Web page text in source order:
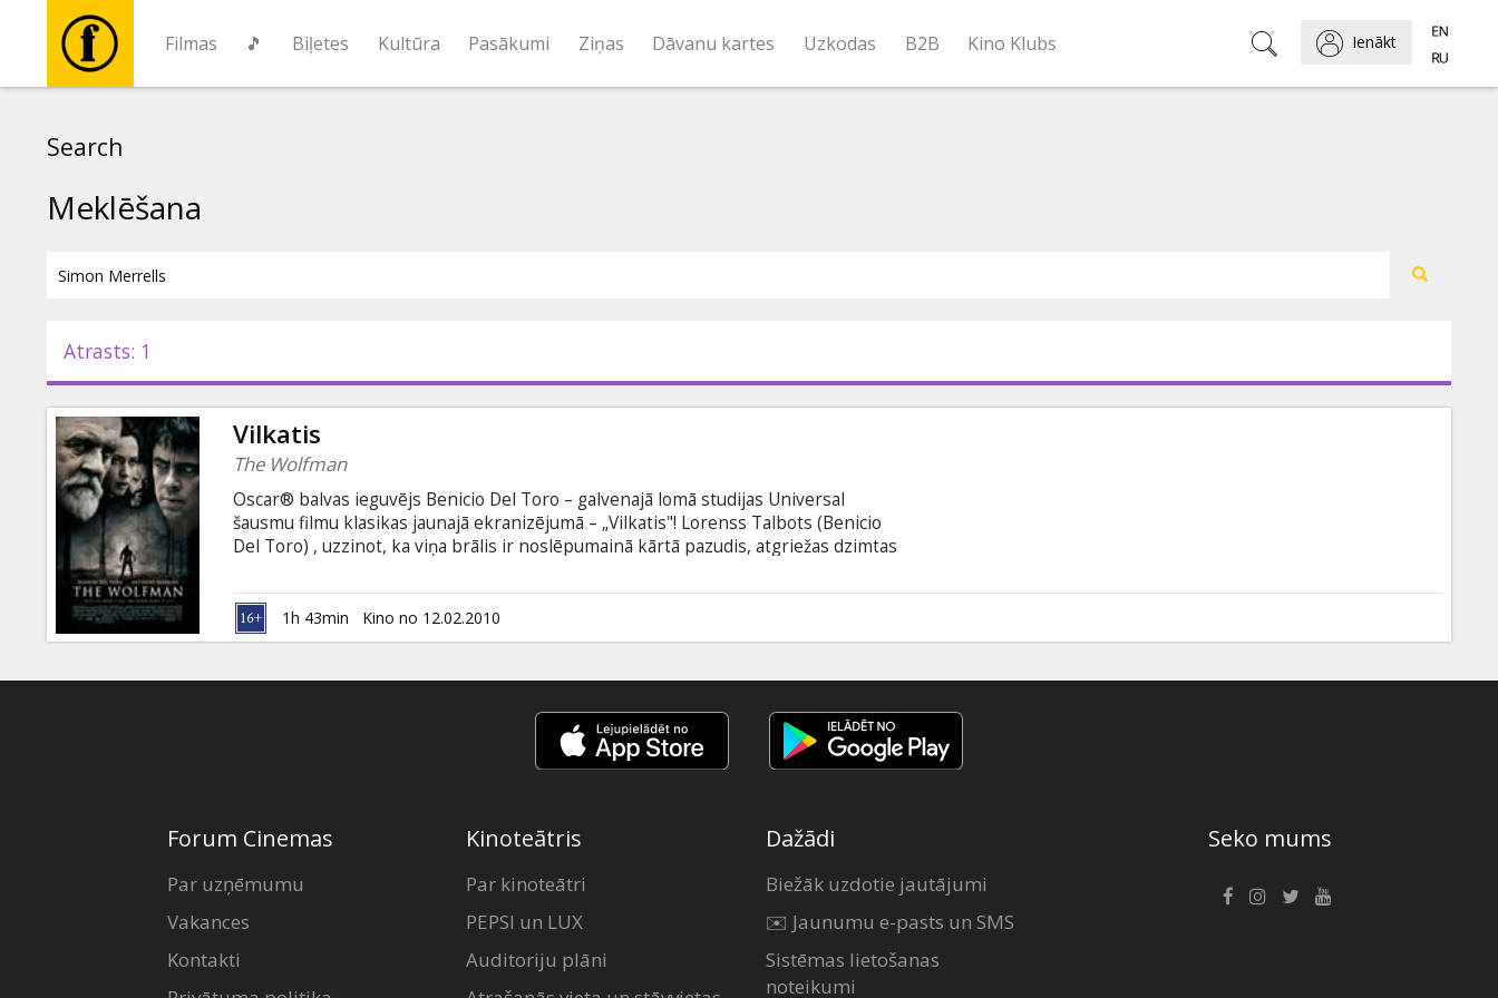
Filmas 🎵 Biļetes Kultūra Pasākumi Ziņas Dāvanu kartes Uzkodas B2B Kino Klubs Ienākt
Pasākumi
Ziņas
Dāvanu
kartes
Uzkodas
B2B
Search
Meklēšana
Atrasts: 1
Vilkatis
The Wolfman
Oscar® balvas ieguvējs Benicio Del Toro – galvenajā lomā studijas Universal
šausmu filmu klasikas jaunajā ekranizējumā – „Vilkatis"! Lorenss Talbots (Benicio
Del Toro) , uzzinot, ka viņa brālis ir noslēpumainā kārtā pazudis, atgriežas dzimtas
brāļa meklējumos un atklāj savu šausminošo likteni. Galvenajās lomās: Benicio Del
Toro, Anthony Hopkins, Emily Blunt, Hugo Weaving, Art Malik u.c. Režisors: Joe
Johnston Filma angļu valodā ar subtitriem latviešu un krievu valodā.
1h 43min Kino no 12.02.2010
Forum Cinemas
Par uzņēmumu
Vakances
Kontakti
Kinoteātris
Par kinoteātri
PEPSI un LUX
Auditoriju plāni
Dažādi
Biežāk uzdotie jautājumi
✉️ Jaunumu e-pasts un SMS
Sistēmas lietošanas
noteikumi
Seko mums